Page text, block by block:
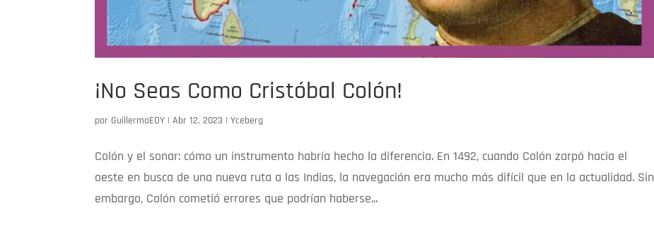
¡No Seas Como Cristóbal Colón!
por GuillermoEDY |Abr 12, 2023 |Yceberg
Colón y el sonar: cómo un instrumento habría hecho la diferencia. En 1492, cuando Colón zarpó hacia el
oeste en busca de una nueva ruta a las Indias, la navegación era mucho más difícil que en la actualidad. Sin
embargo, Colón cometió errores que podrían haberse...